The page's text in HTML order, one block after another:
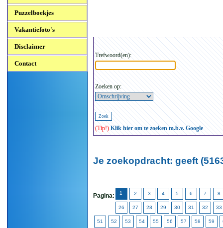
Puzzelboekjes
Vakantiefoto's
Disclaimer
Contact
Trefwoord(en):
Zoeken op:
(Tip!) Klik hier om te zoeken m.b.v. Google
Je zoekopdracht: geeft
Pagina: 1 2 3 4 5 6 7 8
26 27 28 29 30 31 32 33
51 52 53 54 55 56 57 58 59